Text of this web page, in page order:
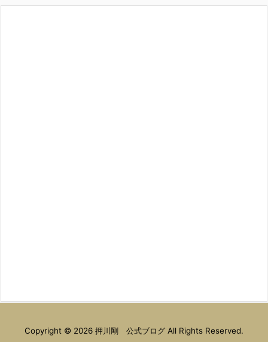
Copyright © 2026 押川剛 公式ブログ All Rights Reserved.